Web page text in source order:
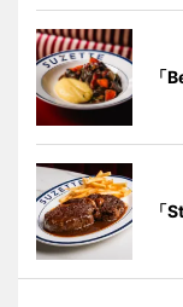
「
「